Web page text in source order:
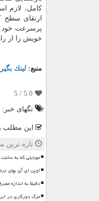
کامل، لازم
ارتقای
خویش را از راه
منبع: لینك بگیر
5.0
/ 5
تگهای خبر:
این مطلب
تازه ترین
موبایلی که به
اوپن ای آی بهای
دقیقا به اندازه
مرگ دورکاری در